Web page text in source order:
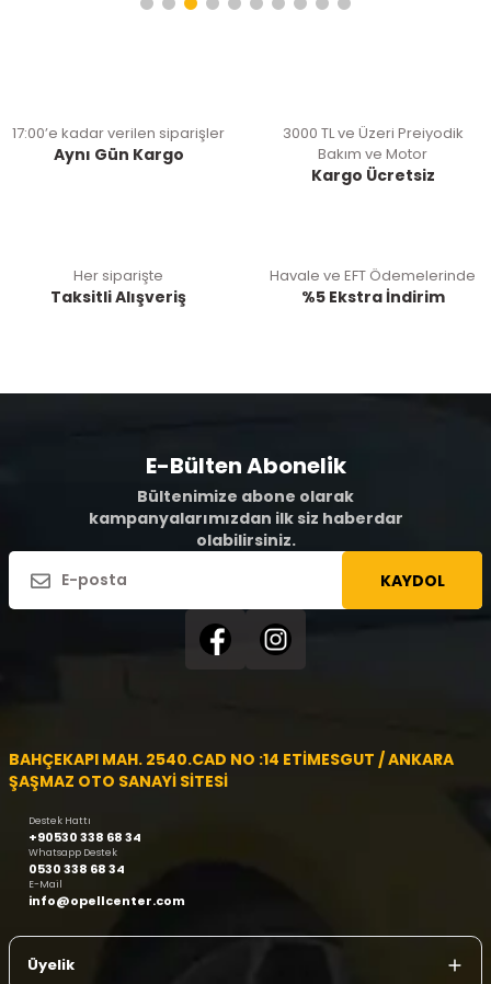
17:00’e kadar verilen siparişler
Aynı Gün Kargo
3000 TL ve Üzeri Preiyodik
Bakım ve Motor
Kargo Ücretsiz
Her siparişte
Taksitli Alışveriş
Havale ve EFT Ödemelerinde
%5 Ekstra İndirim
E-Bülten Abonelik
Bültenimize abone olarak
kampanyalarımızdan ilk siz haberdar
olabilirsiniz.
KAYDOL
BAHÇEKAPI MAH. 2540.CAD NO :14 ETİMESGUT / ANKARA
ŞAŞMAZ OTO SANAYİ SİTESİ
Destek Hattı
+90530 338 68 34
Whatsapp Destek
0530 338 68 34
E-Mail
info@opellcenter.com
Üyelik